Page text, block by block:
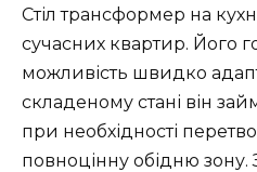
Стіл трансформер на
сучасних квартир. Його
можливість швидко
складеному стані він
при необхідності
повноцінну обідню